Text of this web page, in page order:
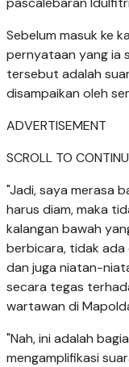
Sebelum masuk ke
pernyataan yang ia
tersebut adalah
disampaikan oleh
ADVERTISEMENT
SCROLL TO
"Jadi, saya merasa
harus diam, maka
kalangan bawah
berbicara, tidak ada
dan juga niatan-
secara tegas
wartawan di
"Nah, ini adalah
mengamplifikasi